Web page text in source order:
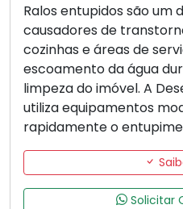
Ralos entupidos são um
causadores de
cozinhas e áreas de
escoamento da água
limpeza do imóvel. A
utiliza equipamentos
rapidamente o
Solicitar